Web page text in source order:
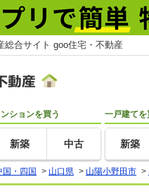
総合サイト goo住宅・不動産
ションを買う
新築 中古
一戸建てを
新築
国・四国 > 山口県 > 山陽小野田市 >